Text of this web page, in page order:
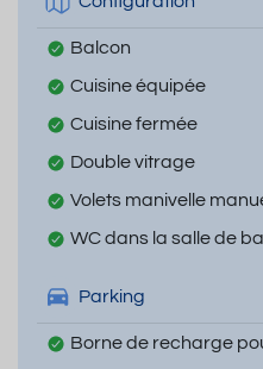
Balcon
Cuisine équipée
Cuisine fermée
Double vitrage
Volets manivelle
WC dans la salle de
Parking
Borne de recharge